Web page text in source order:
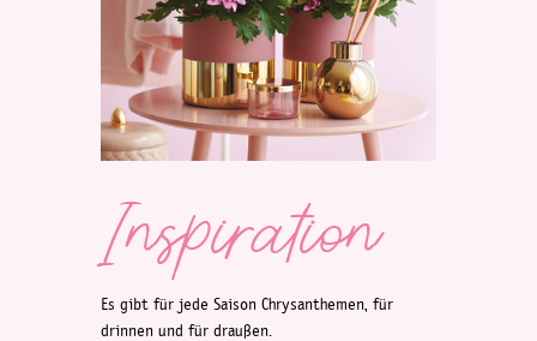
Inspiration
Es gibt für jede Saison Chrysanthemen, für
drinnen und für draußen.